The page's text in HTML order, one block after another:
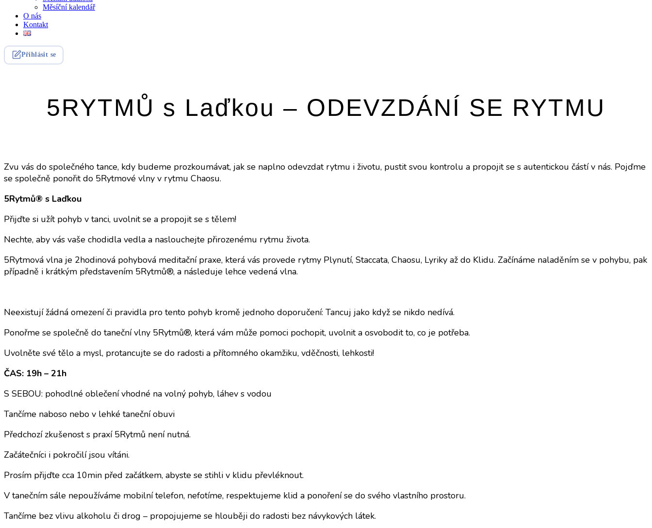
Měsíční kalendář
O nás
Kontakt
Přihlásit se
5RYTMŮ s Laďkou – ODEVZDÁNÍ SE RYTMU
Zvu vás do společného tance, kdy budeme prozkoumávat, jak se naplno odevzdat rytmu i životu, pustit svou kontrolu a propojit se s autentickou částí v nás. Pojďme
se společně ponořit do 5Rytmové vlny v rytmu Chaosu.
5Rytmů® s Laďkou
Přijďte si užít pohyb v tanci, uvolnit se a propojit se s tělem!
Nechte, aby vás vaše chodidla vedla a naslouchejte přirozenému rytmu života.
5Rytmová vlna je 2hodinová pohybová meditační praxe, která vás provede rytmy Plynutí, Staccata, Chaosu, Lyriky až do Klidu. Začínáme naladěním se v pohybu, pak
případně i krátkým představením 5Rytmů®, a následuje lehce vedená vlna.
Neexistují žádná omezení či pravidla pro tento pohyb kromě jednoho doporučení: Tancuj jako když se nikdo nedívá.
Ponořme se společně do taneční vlny 5Rytmů®, která vám může pomoci pochopit, uvolnit a osvobodit to, co je potřeba.
Uvolněte své tělo a mysl, protancujte se do radosti a přítomného okamžiku, vděčnosti, lehkosti!
ČAS: 19h – 21h
S SEBOU: pohodlné oblečení vhodné na volný pohyb, láhev s vodou
Tančíme naboso nebo v lehké taneční obuvi
Předchozí zkušenost s praxí 5Rytmů není nutná.
Začátečníci i pokročilí jsou vítáni.
Prosím přijďte cca 10min před začátkem, abyste se stihli v klidu převléknout.
V tanečním sále nepoužíváme mobilní telefon, nefotíme, respektujeme klid a ponoření se do svého vlastního prostoru.
Tančíme bez vlivu alkoholu či drog – propojujeme se hlouběji do radosti bez návykových látek.